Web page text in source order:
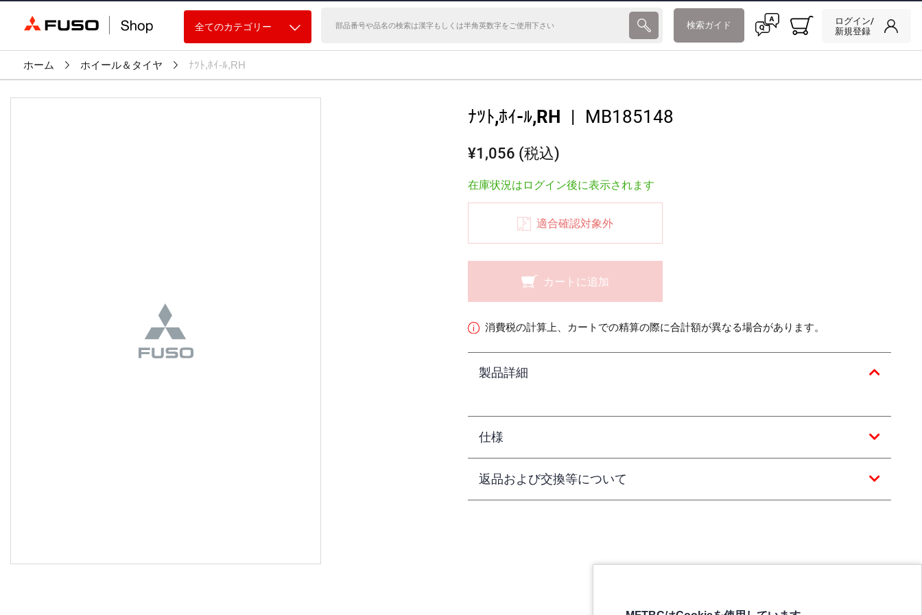
全てのカテゴリー 検索ガイド
ログイン/
新規登録
ホーム ホイール＆タイヤ ﾅﾂﾄ,ﾎｲ-ﾙ,RH
ﾅﾂﾄ,ﾎｲ-ﾙ,RH | MB185148
¥1,056 (税込)
在庫状況はログイン後に表示されます
適合確認対象外
カートに追加
消費税の計算上、カートでの精算の際に合計額が異なる場合があります。
製品詳細
仕様
返品および交換等について